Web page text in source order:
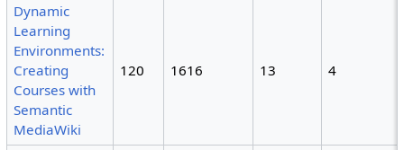
Dynamic
Learning
Environments:
Creating
Courses with
Semantic
MediaWiki
120 1616 13 4